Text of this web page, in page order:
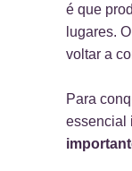
é que
lugares.
voltar a
Para
essencial